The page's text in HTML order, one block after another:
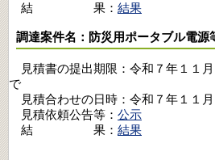
結 果： 結果
調達案件名：防災用ポータブル電源
見積書の提出期限：令和７年１１
で
見積合わせの日時：令和７年１１
見積依頼公告等： 公示
結 果： 結果